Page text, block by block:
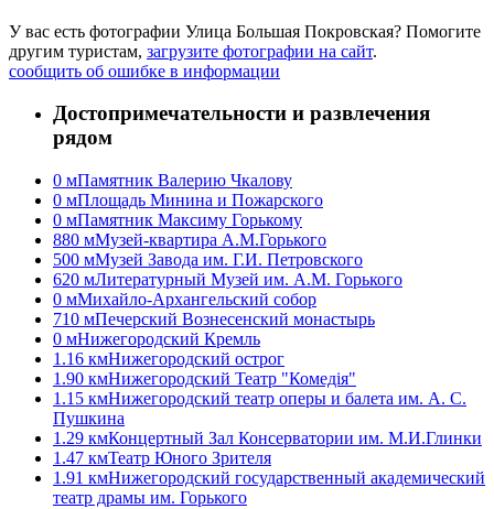
У вас есть фотографии Улица Большая Покровская? Помогите
другим туристам, загрузите фотографии на сайт.
сообщить об ошибке в информации
Достопримечательности и развлечения
рядом
0 мПамятник Валерию Чкалову
0 мПлощадь Минина и Пожарского
0 мПамятник Максиму Горькому
880 мМузей-квартира А.М.Горького
500 мМузей Завода им. Г.И. Петровского
620 мЛитературный Музей им. А.М. Горького
0 мМихайло-Архангельский собор
710 мПечерский Вознесенский монастырь
0 мНижегородский Кремль
1.16 кмНижегородский острог
1.90 кмНижегородский Театр "Комедiя"
1.15 кмНижегородский театр оперы и балета им. А. С.
Пушкина
1.29 кмКонцертный Зал Консерватории им. М.И.Глинки
1.47 кмТеатр Юного Зрителя
1.91 кмНижегородский государственный академический
театр драмы им. Горького